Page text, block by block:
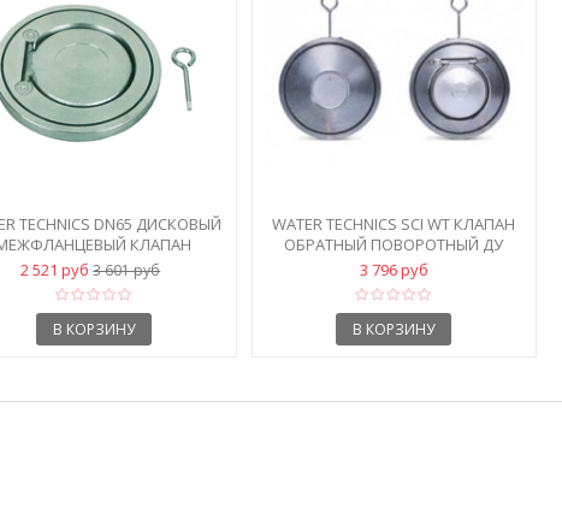
ТECHNICS DN65 ДИСКОВЫЙ
КЛАПАН
ОБРАТНЫЙ...
2 521 руб3 601 руб
В КОРЗИНУ
WATER ТECHNICS SCI WT КЛАПАН
ОБРАТНЫЙ ПОВОРОТНЫЙ ДУ
100,...
3 796 руб
В КОРЗИНУ